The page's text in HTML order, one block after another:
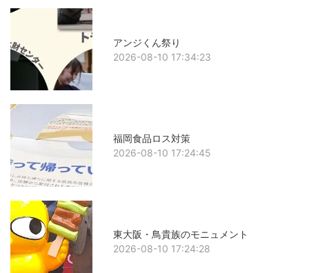
アンジくん祭り
2026-08-10 17:34:23
福岡食品ロス対策
2026-08-10 17:24:45
東大阪・鳥貴族のモニュメント
2026-08-10 17:24:28